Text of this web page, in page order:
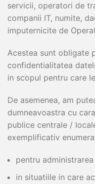
servicii, operatori de
companii IT, numite,
imputernicite de
Acestea sunt obligate
confidentialitatea
in scopul pentru care
De asemenea, am
dumneavoastra cu
publice centrale /
exemplificativ
pentru
in situatiile in care